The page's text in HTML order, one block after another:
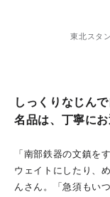
東北スタ
しっくりなじん
名品は、丁寧に
「南部鉄器の文鎮を
ウェイトにしたり、
んさん。「急須もい